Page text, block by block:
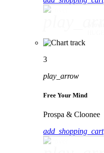
3
play_arrow
Free Your Mind
Prospa & Cloonee
add_shopping_cart